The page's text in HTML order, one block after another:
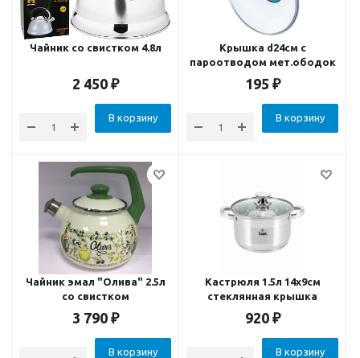
Чайник со свистком 4.8л
2 450₽
В корзину
Крышка d24см с
пароотводом мет.ободок
195 ₽
В корзину
Чайник эмал "Олива" 2.5л
со свистком
3 790₽
В корзину
Кастрюля 1.5л 14х9см
стеклянная крышка
920₽
В корзину